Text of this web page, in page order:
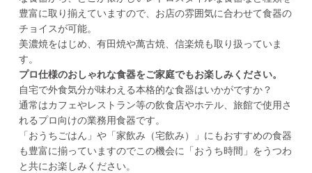
豊富に取り揃えていますので、お店の雰囲気に合わせて食器の
チョイスが可能。
美濃焼をはじめ、有田焼や萬古焼、信楽焼も取り扱っていま
す。
プロ仕様のおしゃれな食器をご家庭でもお楽しみください。
自宅で外食気分が味わえる本格的な食器はいかがですか？
通常はカフェやレストラン等の飲食店やホテル、旅館で使用さ
れるプロ向けの業務用食器です。
「おうちごはん」や「家飲み（宅飲み）」にもおすすめの食器
も豊富に揃っていますのでこの機会に「おうち時間」をうつわ
と共にお楽しみください。